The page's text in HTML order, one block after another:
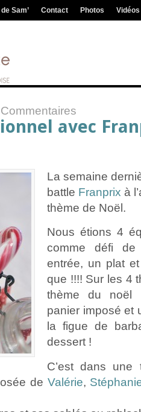
Sam’ Contact Photos Vidéos
avec
La semaine
battle Franprix à
thème de Noël.
Nous étions 4
comme défi
entrée, un plat
que !!!! Sur les 4
thème du noël
panier imposé et
la figue de
dessert !
C’est dans une
de Valérie,